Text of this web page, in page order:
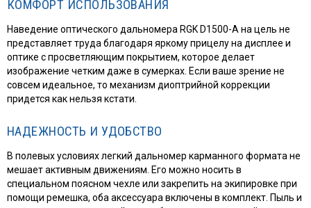
КОМФОРТ ИСПОЛЬЗОВАНИЯ
Наведение оптического дальномера RGK D1500-A на цель не
представляет труда благодаря яркому прицелу на дисплее и
оптике с просветляющим покрытием, которое делает
изображение четким даже в сумерках. Если ваше зрение не
совсем идеальное, то механизм диоптрийной коррекции
придется как нельзя кстати.
НАДЕЖНОСТЬ И УДОБСТВО
В полевых условиях легкий дальномер карманного формата не
мешает активным движениям. Его можно носить в
специальном поясном чехле или закрепить на экипировке при
помощи ремешка, оба аксессуара включены в комплект. Пыль и